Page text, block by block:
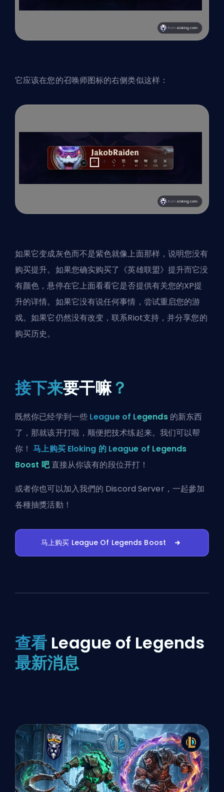
它应该在您的召唤师图标的右侧类似这样：
如果它变成灰色而不是紫色就像上面那样，说明您没有
购买提升。如果您确实购买了《英雄联盟》提升而它没
有颜色，悬停在它上面看看它是否提供有关您的XP提
升的详情。如果它没有说任何事情，尝试重启您的游
戏。如果它仍然没有改变，联系Riot支持 ，并分享您的
购买历史。
接下来要干嘛？
既然你已经学到一些 League of Legends的新东西
了，那就该开打啦，顺便把技术练起来。我们可以帮
你！马上购买 Eloking 的 League of Legends
Boost 吧直接从你该有的段位开打！
或者你也可以加入我們的 Discord Server ，一起參加
各種抽獎活動！
马上购买 League Of Legends Boost
查看 League of Legends
最新消息